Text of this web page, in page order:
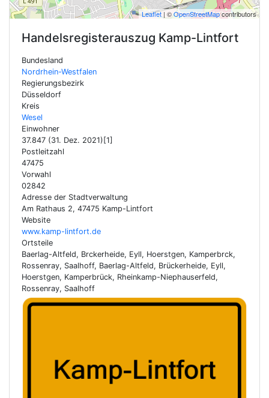
Leaflet| ©OpenStreetMapcontributors
Handelsregisterauszug Kamp-Lintfort
Bundesland
Nordrhein-Westfalen
Regierungsbezirk
Düsseldorf
Kreis
Wesel
Einwohner
37.847 (31. Dez. 2021)[1]
Postleitzahl
47475
Vorwahl
02842
Adresse der Stadtverwaltung
Am Rathaus 2, 47475 Kamp-Lintfort
Website
www.kamp-lintfort.de
Ortsteile
Baerlag-Altfeld, Brckerheide, Eyll, Hoerstgen, Kamperbrck,
Rossenray, Saalhoff, Baerlag-Altfeld, Brückerheide, Eyll,
Hoerstgen, Kamperbrück, Rheinkamp-Niephauserfeld,
Rossenray, Saalhoff